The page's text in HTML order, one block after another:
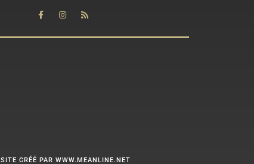
SITE CRÉÉ PAR WWW.MEANLINE.NET